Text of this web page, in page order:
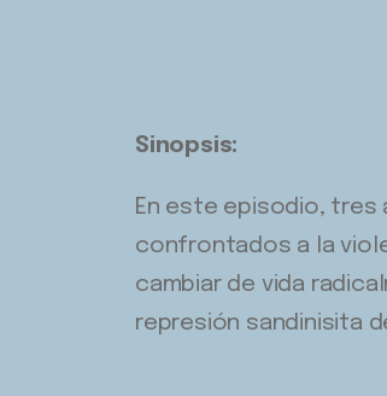
Sinopsis:
En este episodio, tres
confrontados a la
cambiar de vida
represión sandinisita